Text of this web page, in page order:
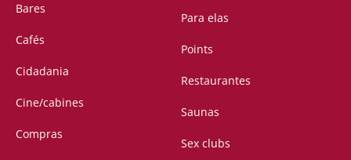
Bares
Cafés
Cidadania
Cine/cabines
Compras
Para elas
Points
Restaurantes
Saunas
Sex clubs